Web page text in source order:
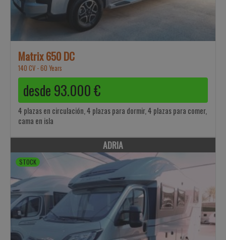
Matrix 650 DC
140 CV - 60 Years
desde 93.000€
4 plazas en circulación, 4 plazas para dormir, 4 plazas para comer,
cama en isla
ADRIA
STOCK